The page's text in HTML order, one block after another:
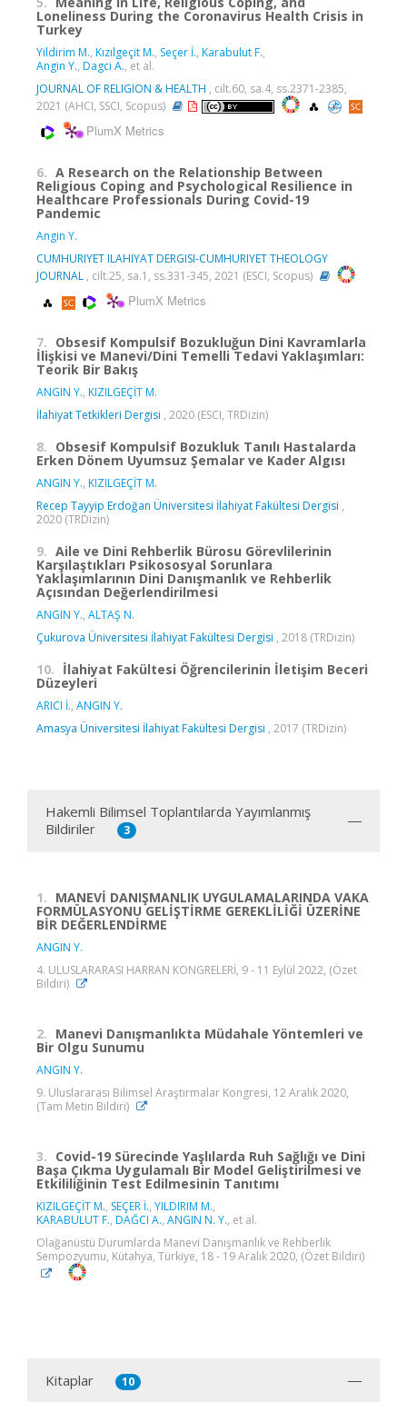
Loneliness During the Coronavirus Health Crisis in
Turkey
Yildirim M., Kızılgeçit M., Seçer İ., Karabulut F.,
Angin Y., Dagci A., et al.
JOURNAL OF RELIGION & HEALTH , cilt.60, sa.4, ss.2371-2385,
2021 (AHCI, SSCI, Scopus)
PlumX Metrics
6. A Research on the Relationship Between
Religious Coping and Psychological Resilience in
Healthcare Professionals During Covid-19
Pandemic
Angin Y.
CUMHURIYET ILAHIYAT DERGISI-CUMHURIYET THEOLOGY
JOURNAL , cilt.25, sa.1, ss.331-345, 2021 (ESCI, Scopus)
PlumX Metrics
7. Obsesif Kompulsif Bozukluğun Dini Kavramlarla
İlişkisi ve Manevi/Dini Temelli Tedavi Yaklaşımları:
Teorik Bir Bakış
ANGIN Y., KIZILGEÇİT M.
İlahiyat Tetkikleri Dergisi , 2020 (ESCI, TRDizin)
8. Obsesif Kompulsif Bozukluk Tanılı Hastalarda
Erken Dönem Uyumsuz Şemalar ve Kader Algısı
ANGIN Y., KIZILGEÇİT M.
Recep Tayyip Erdoğan Üniversitesi İlahiyat Fakültesi Dergisi ,
2020 (TRDizin)
9. Aile ve Dini Rehberlik Bürosu Görevlilerinin
Karşılaştıkları Psikososyal Sorunlara
Yaklaşımlarının Dini Danışmanlık ve Rehberlik
Açısından Değerlendirilmesi
ANGIN Y., ALTAŞ N.
Çukurova Üniversitesi İlahiyat Fakültesi Dergisi , 2018 (TRDizin)
10. İlahiyat Fakültesi Öğrencilerinin İletişim Beceri
Düzeyleri
ARICI İ., ANGIN Y.
Amasya Üniversitesi İlahiyat Fakültesi Dergisi , 2017 (TRDizin)
Hakemli Bilimsel Toplantılarda Yayımlanmış
Bildiriler
3
1. MANEVİ DANIŞMANLIK UYGULAMALARINDA VAKA
FORMÜLASYONU GELİŞTİRME GEREKLİLİĞİ ÜZERİNE
BİR DEĞERLENDİRME
ANGIN Y.
4. ULUSLARARASI HARRAN KONGRELERİ, 9 - 11 Eylül 2022, (Özet
Bildiri)
2. Manevi Danışmanlıkta Müdahale Yöntemleri ve
Bir Olgu Sunumu
ANGIN Y.
9. Uluslararası Bilimsel Araştırmalar Kongresi, 12 Aralık 2020,
(Tam Metin Bildiri)
3. Covid-19 Sürecinde Yaşlılarda Ruh Sağlığı ve Dini
Başa Çıkma Uygulamalı Bir Model Geliştirilmesi ve
Etkililiğinin Test Edilmesinin Tanıtımı
KIZILGEÇİT M., SEÇER İ., YILDIRIM M.,
KARABULUT F., DAĞCI A., ANGIN N. Y., et al.
Olağanüstü Durumlarda Manevi Danışmanlık ve Rehberlik
Sempozyumu, Kütahya, Türkiye, 18 - 19 Aralık 2020, (Özet Bildiri)
Kitaplar 10